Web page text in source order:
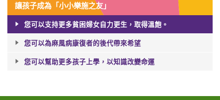
讓孩子成為「小小樂施之友」
您可以支持更多貧困婦女自力更生，取得溫飽。
您可以為麻風病康復者的後代帶來希望
您可以幫助更多孩子上學，以知識改變命運